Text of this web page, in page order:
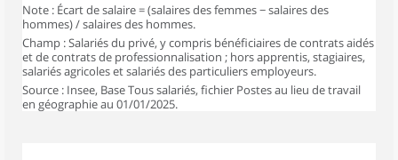
Note : Écart de salaire = (salaires des femmes − salaires des
hommes) / salaires des hommes.
Champ : Salariés du privé, y compris bénéficiaires de contrats aidés
et de contrats de professionnalisation ; hors apprentis, stagiaires,
salariés agricoles et salariés des particuliers employeurs.
Source : Insee, Base Tous salariés, fichier Postes au lieu de travail
en géographie au 01/01/2025.